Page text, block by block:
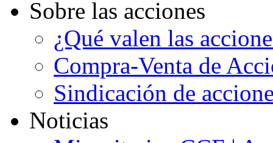
Sobre las acciones
¿Qué valen las
Compra-Venta de
Sindicación de
Noticias